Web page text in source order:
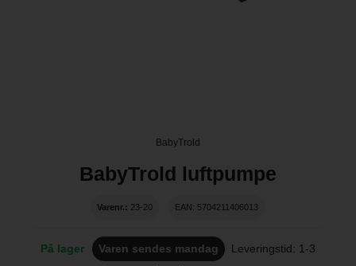
BabyTrold
BabyTrold luftpumpe
Varenr.: 23-20 EAN: 5704211406013
På lager Varen sendes mandag
Leveringstid: 1-3